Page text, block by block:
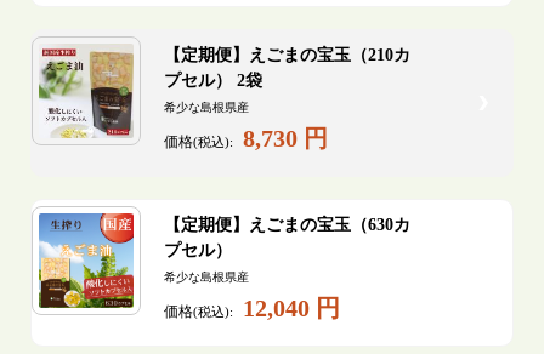
【定期便】えごまの宝玉（210カ
プセル） 2袋
希少な島根県産
価格(税込): 8,730 円
【定期便】えごまの宝玉（630カ
プセル）
希少な島根県産
価格(税込): 12,040 円